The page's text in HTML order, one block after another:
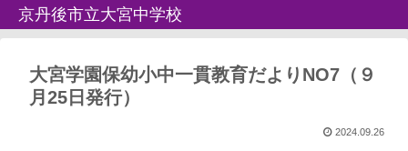
京丹後市立大宮中学校
大宮学園保幼小中一貫教育だよりNO7（９
月25日発行）
2024.09.26